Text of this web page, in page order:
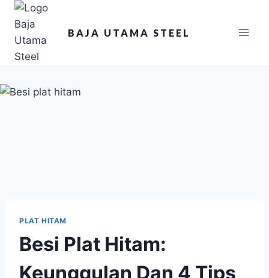
BAJA UTAMA STEEL
PLAT HITAM
Besi Plat Hitam:
Keunggulan Dan 4 Tips